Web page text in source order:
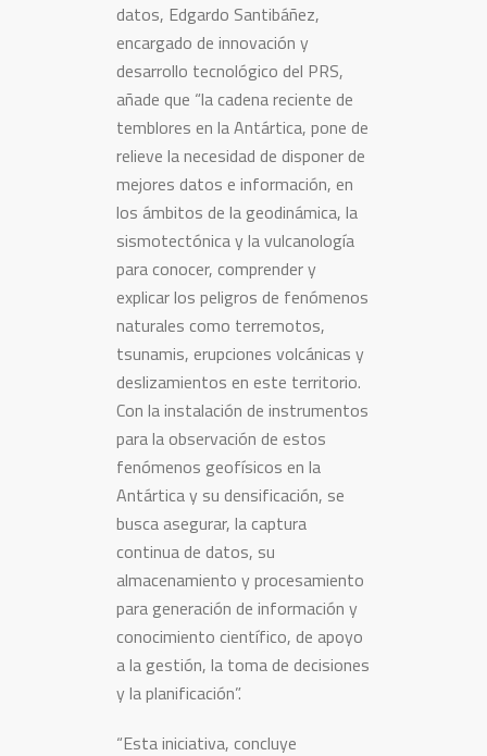
datos, Edgardo Santibáñez,
encargado de innovación y
desarrollo tecnológico del PRS,
añade que “la cadena reciente de
temblores en la Antártica, pone de
relieve la necesidad de disponer de
mejores datos e información, en
los ámbitos de la geodinámica, la
sismotectónica y la vulcanología
para conocer, comprender y
explicar los peligros de fenómenos
naturales como terremotos,
tsunamis, erupciones volcánicas y
deslizamientos en este territorio.
Con la instalación de instrumentos
para la observación de estos
fenómenos geofísicos en la
Antártica y su densificación, se
busca asegurar, la captura
continua de datos, su
almacenamiento y procesamiento
para generación de información y
conocimiento científico, de apoyo
a la gestión, la toma de decisiones
y la planificación”.
“Esta iniciativa, concluye